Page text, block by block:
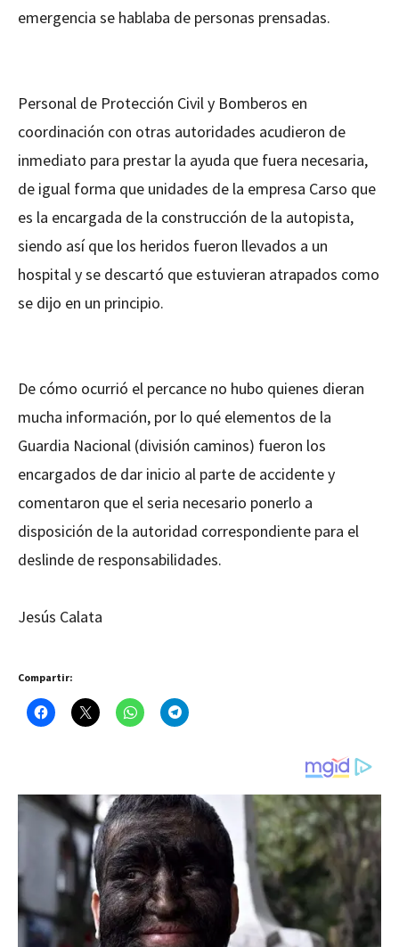
emergencia se hablaba de personas prensadas.
Personal de Protección Civil y Bomberos en
coordinación con otras autoridades acudieron de
inmediato para prestar la ayuda que fuera necesaria,
de igual forma que unidades de la empresa Carso que
es la encargada de la construcción de la autopista,
siendo así que los heridos fueron llevados a un
hospital y se descartó que estuvieran atrapados como
se dijo en un principio.
De cómo ocurrió el percance no hubo quienes dieran
mucha información, por lo qué elementos de la
Guardia Nacional (división caminos) fueron los
encargados de dar inicio al parte de accidente y
comentaron que el seria necesario ponerlo a
disposición de la autoridad correspondiente para el
deslinde de responsabilidades.
Jesús Calata
Compartir: